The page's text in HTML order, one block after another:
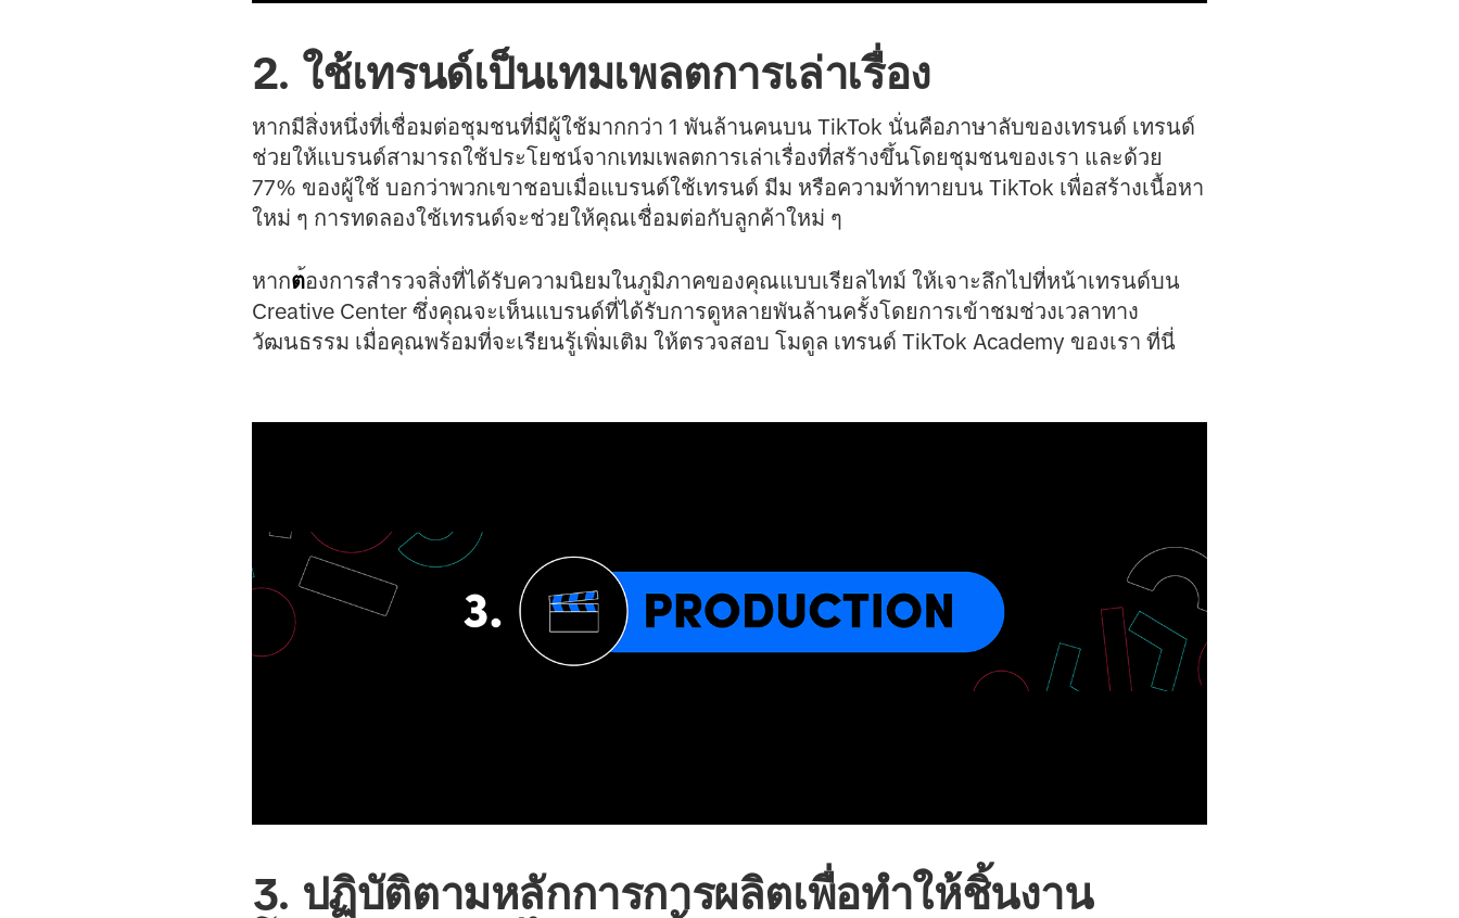
2. ใช้เทรนด์เป็นเทมเพลตการเล่าเรื่อง
หากมีสิ่งหนึ่งที่เชื่อมต่อชุมชนที่มีผู้ใช้มากกว่า 1 พันล้านคนบน TikTok นั่นคือภาษาลับของเทรนด์ เทรนด์
ช่วยให้แบรนด์สามารถใช้ประโยชน์จากเทมเพลตการเล่าเรื่องที่สร้างขึ้นโดยชุมชนของเรา และด้วย
77% ของผู้ใช้ บอกว่าพวกเขาชอบเมื่อแบรนด์ใช้เทรนด์ มีม หรือความท้าทายบน TikTok เพื่อสร้างเนื้อหา
ใหม่ ๆ การทดลองใช้เทรนด์จะช่วยให้คุณเชื่อมต่อกับลูกค้าใหม่ ๆ
หากต้องการสำรวจสิ่งที่ได้รับความนิยมในภูมิภาคของคุณแบบเรียลไทม์ ให้เจาะลึกไปที่หน้าเทรนด์บน
Creative Center ซึ่งคุณจะเห็นแบรนด์ที่ได้รับการดูหลายพันล้านครั้งโดยการเข้าชมช่วงเวลาทาง
วัฒนธรรม เมื่อคุณพร้อมที่จะเรียนรู้เพิ่มเติม ให้ตรวจสอบ โมดูล เทรนด์ TikTok Academy ของเรา ที่นี่
3. ปฏิบัติตามหลักการการผลิตเพื่อทำให้ชิ้นงาน